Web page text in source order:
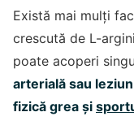
Există mai mulți
crescută de L-
poate acoperi
arterială sau
fizică grea și